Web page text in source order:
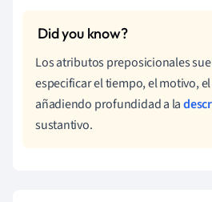
Los atributos preposicionales
especificar el tiempo, el motivo,
añadiendo profundidad a la
sustantivo.